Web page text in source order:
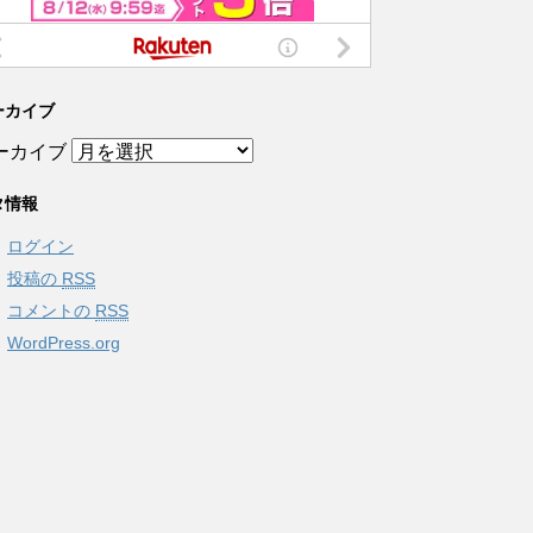
カイブ
カイブ
情報
ログイン
投稿の RSS
コメントの RSS
WordPress.org